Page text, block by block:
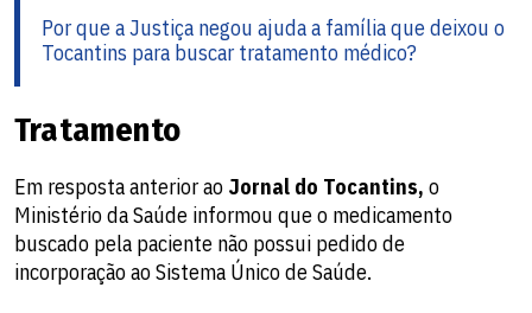
Por que a Justiça negou ajuda a família que deixou o
Tocantins para buscar tratamento médico?
Tratamento
Em resposta anterior ao Jornal do Tocantins, o
Ministério da Saúde informou que o medicamento
buscado pela paciente não possui pedido de
incorporação ao Sistema Único de Saúde.